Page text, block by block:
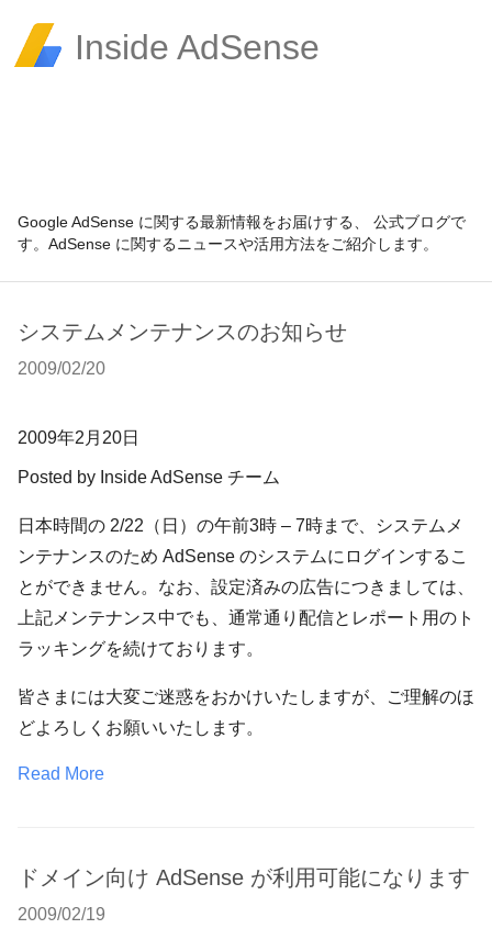
Inside AdSense
Google AdSense に関する最新情報をお届けする、 公式ブログで
す。AdSense に関するニュースや活用方法をご紹介します。
システムメンテナンスのお知らせ
2009/02/20
2009年2月20日
Posted by Inside AdSense チーム
日本時間の 2/22（日）の午前3時 – 7時まで、システムメ
ンテナンスのため AdSense のシステムにログインするこ
とができません。なお、設定済みの広告につきましては、
上記メンテナンス中でも、通常通り配信とレポート用のト
ラッキングを続けております。
皆さまには大変ご迷惑をおかけいたしますが、ご理解のほ
どよろしくお願いいたします。
Read More
ドメイン向け AdSense が利用可能になります
2009/02/19